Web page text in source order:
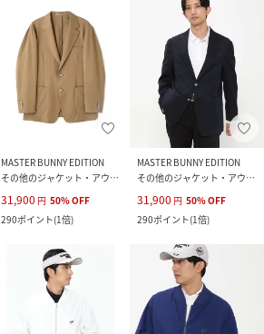
MASTER BUNNY EDITION
その他のジャケット・アウター
31,900 円 50%OFF
290ポイント(1倍)
MASTER BUNNY EDITION
その他のジャケット・アウター
31,900 円 50%OFF
290ポイント(1倍)